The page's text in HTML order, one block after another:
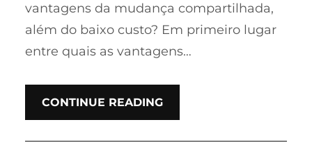
vantagens da mudança compartilhada,
além do baixo custo? Em primeiro lugar
entre quais as vantagens…
CONTINUE READING